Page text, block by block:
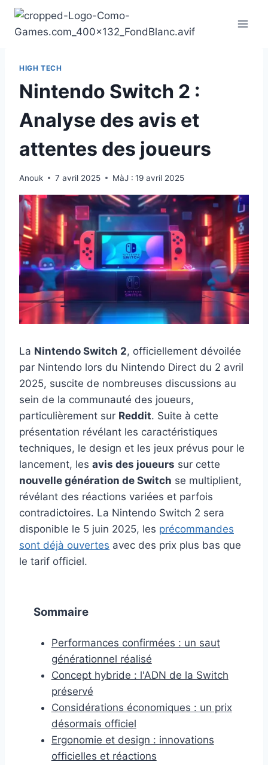
Aller
contenu
HIGH TECH
Nintendo Switch 2 :
Analyse des avis et
attentes des joueurs
Anouk 7 avril 2025 MàJ : 19 avril 2025
La Nintendo Switch 2, officiellement dévoilée
par Nintendo lors du Nintendo Direct du 2 avril
2025, suscite de nombreuses discussions au
sein de la communauté des joueurs,
particulièrement sur Reddit. Suite à cette
présentation révélant les caractéristiques
techniques, le design et les jeux prévus pour le
lancement, les avis des joueurs sur cette
nouvelle génération de Switch se multiplient,
révélant des réactions variées et parfois
contradictoires. La Nintendo Switch 2 sera
disponible le 5 juin 2025, les précommandes
sont déjà ouvertes avec des prix plus bas que
le tarif officiel.
Sommaire
Performances confirmées : un saut
générationnel réalisé
Concept hybride : l'ADN de la Switch
préservé
Considérations économiques : un prix
désormais officiel
Ergonomie et design : innovations
officielles et réactions